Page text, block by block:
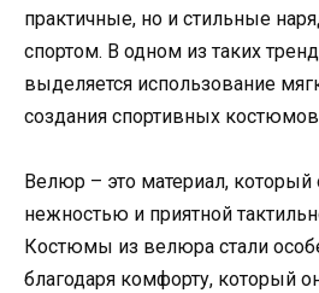
практичные, но и стильные
спортом. В одном из таких
выделяется использование
создания спортивных
Велюр – это материал, который
нежностью и приятной
Костюмы из велюра стали
благодаря комфорту, который